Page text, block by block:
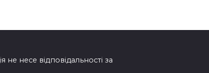
не несе відповідальності за